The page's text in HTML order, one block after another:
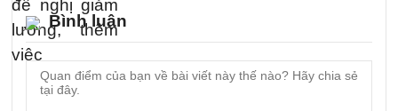
Bình luận